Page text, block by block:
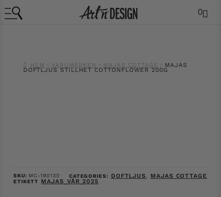
0
HEM VARUMÄRKEN MAJAS COTTAGE MAJAS
DOFTLJUS STILLHET COTTONFLOWER 200G
SKU: MC-190130 CATEGORIES: DOFTLJUS MAJAS COTTAGE
ETIKETT MAJAS_VÅR_2025